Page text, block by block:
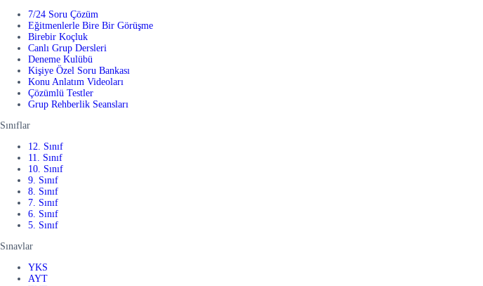
7/24 Soru Çözüm
Eğitmenlerle Bire Bir Görüşme
Birebir Koçluk
Canlı Grup Dersleri
Deneme Kulübü
Kişiye Özel Soru Bankası
Konu Anlatım Videoları
Çözümlü Testler
Grup Rehberlik Seansları
Sınıflar
12. Sınıf
11. Sınıf
10. Sınıf
9. Sınıf
8. Sınıf
7. Sınıf
6. Sınıf
5. Sınıf
Sınavlar
YKS
AYT